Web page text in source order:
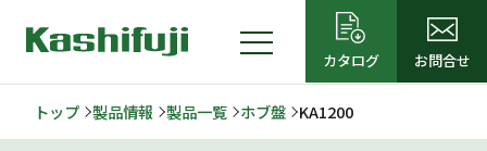
カタログ お問合せ
トップ 製品情報 製品一覧 ホブ盤 KA1200